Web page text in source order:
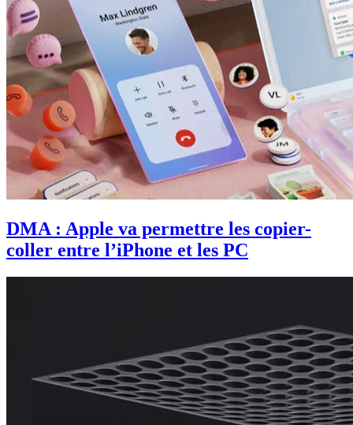
DMA : Apple va permettre les copier-
coller entre l’iPhone et les PC